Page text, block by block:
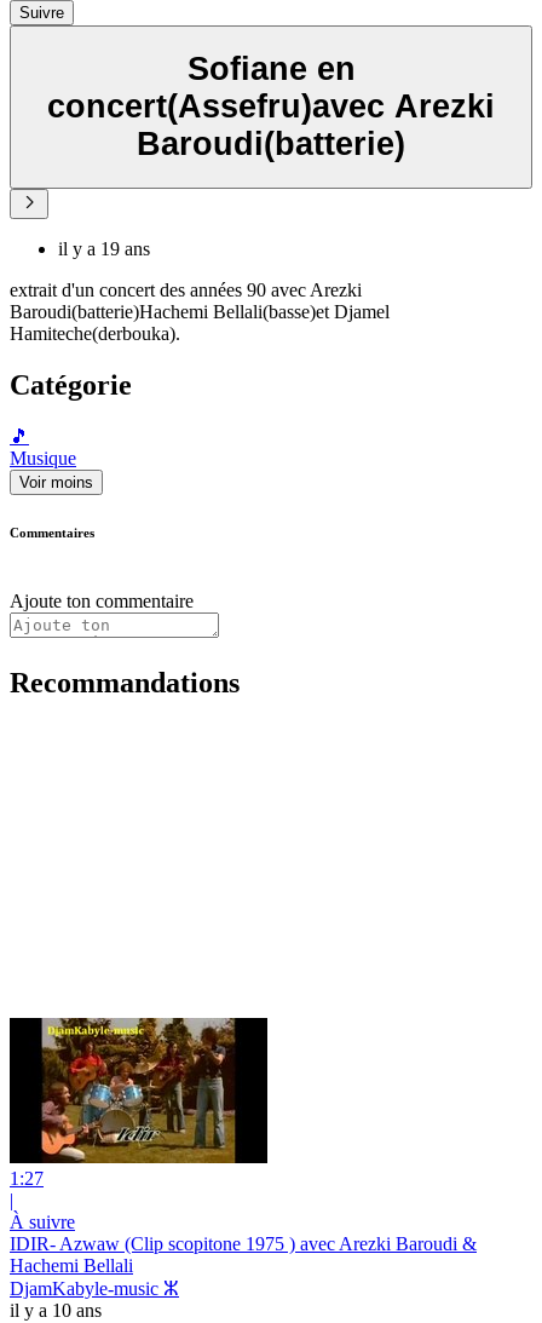
Suivre
Sofiane en
concert(Assefru)avec Arezki
Baroudi(batterie)
il y a 19 ans
extrait d'un concert des années 90 avec Arezki
Baroudi(batterie)Hachemi Bellali(basse)et Djamel
Hamiteche(derbouka).
Catégorie
🎵
Musique
Voir moins
Commentaires
Ajoute ton commentaire
Recommandations
1:27
|
À suivre
IDIR- Azwaw (Clip scopitone 1975 ) avec Arezki Baroudi &
Hachemi Bellali
DjamKabyle-music ⵣ
il y a 10 ans